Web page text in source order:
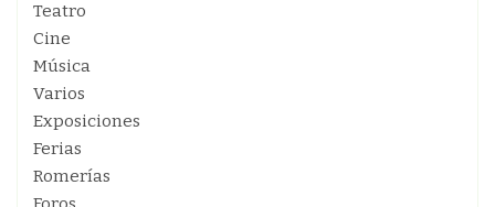
Teatro
Cine
Música
Varios
Exposiciones
Ferias
Romerías